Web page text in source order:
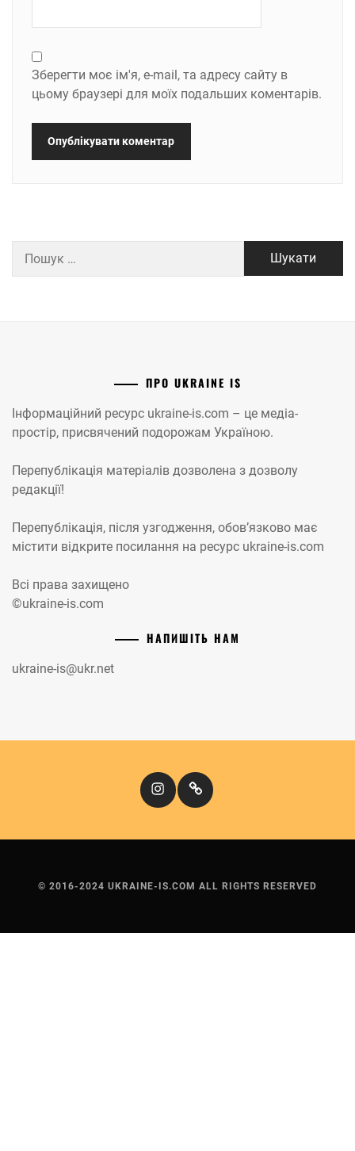
Зберегти моє ім'я, e-mail, та адресу сайту в
цьому браузері для моїх подальших коментарів.
ПРО UKRAINE IS
Інформаційний ресурс ukraine-is.com – це медіа-
простір, присвячений подорожам Україною.
Перепублікація матеріалів дозволена з дозволу
редакції!
Перепублікація, після узгодження, обов’язково має
містити відкрите посилання на ресурс ukraine-is.com
Всі права захищено
©ukraine-is.com
НАПИШІТЬ НАМ
ukraine-is@ukr.net
InstagramКіномандри
© 2016-2024 UKRAINE-IS.COM ALL RIGHTS RESERVED